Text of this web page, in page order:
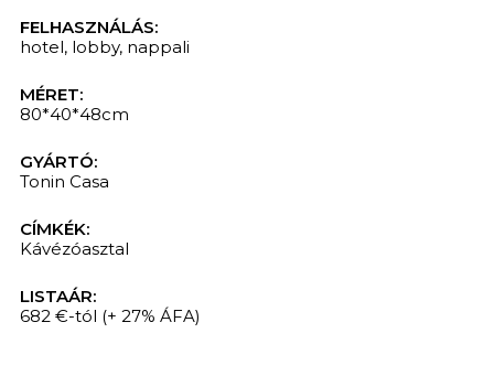
FELHASZNÁLÁS:
hotel, lobby, nappali
MÉRET:
80*40*48cm
GYÁRTÓ:
Tonin Casa
CÍMKÉK:
Kávézóasztal
LISTAÁR:
682 €-tól (+ 27% ÁFA)